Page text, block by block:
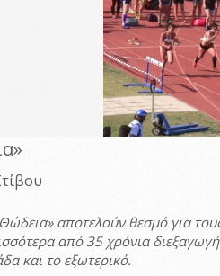
αποτελούν θεσμό για
από 35 χρόνια
και το εξωτερικό.